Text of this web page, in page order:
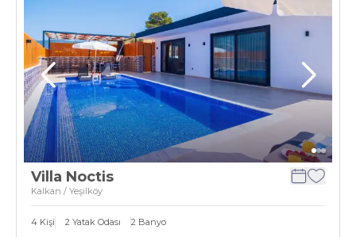
Villa Noctis
Kalkan / Yeşilköy
4 Kişi 2 Yatak Odası 2 Banyo